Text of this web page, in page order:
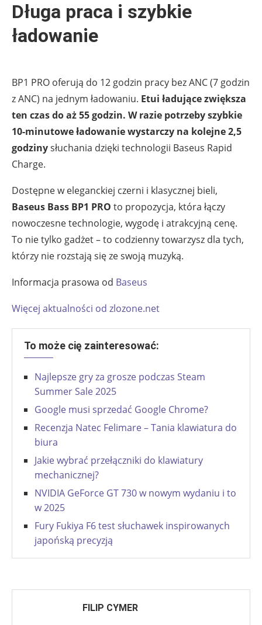
Długa praca i szybkie
ładowanie
BP1 PRO oferują do 12 godzin pracy bez ANC (7 godzin
z ANC) na jednym ładowaniu. Etui ładujące zwiększa
ten czas do aż 55 godzin. W razie potrzeby szybkie
10-minutowe ładowanie wystarczy na kolejne 2,5
godzinysłuchania dzięki technologii Baseus Rapid
Charge.
Dostępne w eleganckiej czerni i klasycznej bieli,
Baseus Bass BP1 PRO to propozycja, która łączy
nowoczesne technologie, wygodę i atrakcyjną cenę.
To nie tylko gadżet – to codzienny towarzysz dla tych,
którzy nie rozstają się ze swoją muzyką.
Informacja prasowa od Baseus
Więcej aktualności od zlozone.net
To może cię zainteresować:
Najlepsze gry za grosze podczas Steam
Summer Sale 2025
Google musi sprzedać Google Chrome?
Recenzja Natec Felimare – Tania klawiatura do
biura
Jakie wybrać przełączniki do klawiatury
mechanicznej?
NVIDIA GeForce GT 730 w nowym wydaniu i to
w 2025
Fury Fukiya F6 test słuchawek inspirowanych
japońską precyzją
FILIP CYMER